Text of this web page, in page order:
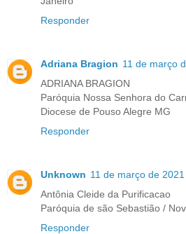
Responder
Adriana Bragion 11 de março
ADRIANA BRAGION
Paróquia Nossa Senhora do
Diocese de Pouso Alegre MG
Responder
Unknown 11 de março de
Antônia Cleide da Purificacao
Paróquia de são Sebastião /
Responder